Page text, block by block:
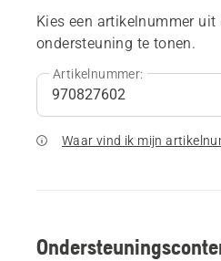
Kies een artikelnummer
ondersteuning te tonen.
Artikelnummer:
Waar vind ik mijn